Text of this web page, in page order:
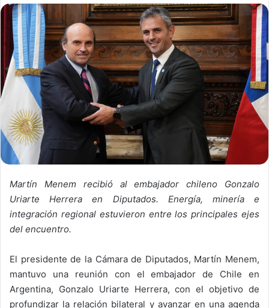
Martín Menem recibió al embajador chileno Gonzalo
Uriarte Herrera en Diputados. Energía, minería e
integración regional estuvieron entre los principales ejes
del encuentro.
El presidente de la Cámara de Diputados, Martín Menem,
mantuvo una reunión con el embajador de Chile en
Argentina, Gonzalo Uriarte Herrera, con el objetivo de
profundizar la relación bilateral y avanzar en una agenda